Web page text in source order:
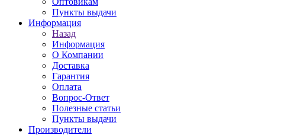
Пункты выдачи
Информация
Назад
Информация
О Компании
Доставка
Гарантия
Оплата
Вопрос-Ответ
Полезные статьи
Пункты выдачи
Производители